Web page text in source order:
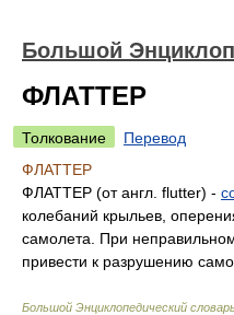
Большой
ФЛАТТЕР
Толкование
Перевод
ФЛАТТЕР
ФЛАТТЕР (от англ. flutter) -
колебаний крыльев,
самолета. При
привести к разрушению
Большой Энциклопедический словарь